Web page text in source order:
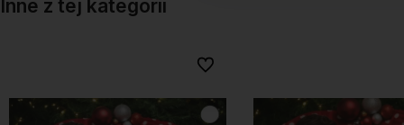
Inne z tej kategorii
Do ulubionych
Do ulubionych